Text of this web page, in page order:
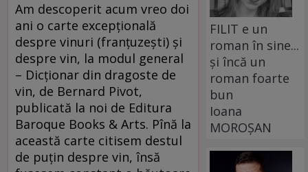
Am descoperit acum vreo doi
ani o carte excepțională
despre vinuri (franțuzești) și
despre vin, la modul general
– Dicționar din dragoste de
vin, de Bernard Pivot,
publicată la noi de Editura
Baroque Books & Arts. Pînă la
această carte citisem destul
de puțin despre vin, însă
FILIT e un
roman în sine...
și încă un
roman foarte
bun
Ioana
MOROȘAN